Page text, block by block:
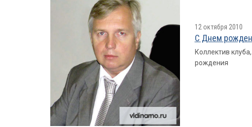
12 октября 2010
С Днем
Коллектив
рождения